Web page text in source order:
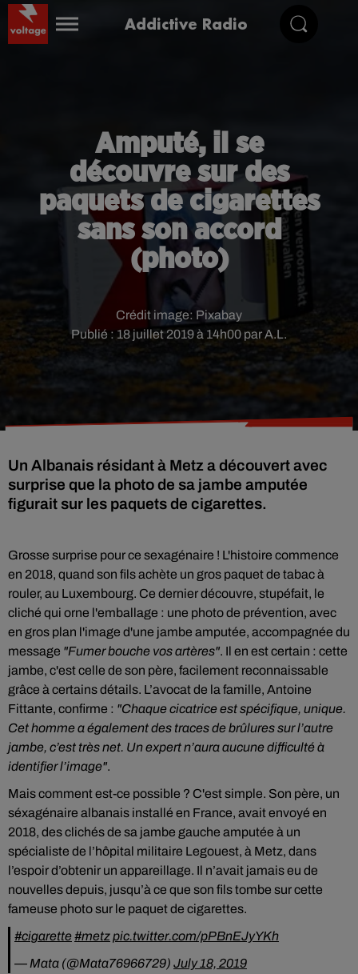
Addictive Radio
Amputé, il se
découvre sur des
paquets de cigarettes
sans son accord
(photo)
Publié : 18 juillet 2019 à 14h00 par A.L.
Crédit image: Pixabay
Un Albanais résidant à Metz a découvert avec
surprise que la photo de sa jambe amputée
figurait sur les paquets de cigarettes.
Grosse surprise pour ce sexagénaire ! L'histoire commence
en 2018, quand son fils achète un gros paquet de tabac à
rouler, au Luxembourg. Ce dernier découvre, stupéfait, le
cliché qui orne l'emballage : une photo de prévention, avec
en gros plan l'image d'une jambe amputée, accompagnée du
message "Fumer bouche vos artères". Il en est certain : cette
jambe, c'est celle de son père, facilement reconnaissable
grâce à certains détails. L’avocat de la famille, Antoine
Fittante, confirme : "Chaque cicatrice est spécifique, unique.
Cet homme a également des traces de brûlures sur l’autre
jambe, c’est très net. Un expert n’aura aucune difficulté à
identifier l’image".
Mais comment est-ce possible ? C'est simple. Son père, un
séxagénaire albanais installé en France, avait envoyé en
2018, des clichés de sa jambe gauche amputée à un
spécialiste de l’hôpital militaire Legouest, à Metz, dans
l’espoir d’obtenir un appareillage. Il n’avait jamais eu de
nouvelles depuis, jusqu’à ce que son fils tombe sur cette
fameuse photo sur le paquet de cigarettes.
#cigarette#metzpic.twitter.com/pPBnEJyYKh
— Mata (@Mata76966729) July 18, 2019